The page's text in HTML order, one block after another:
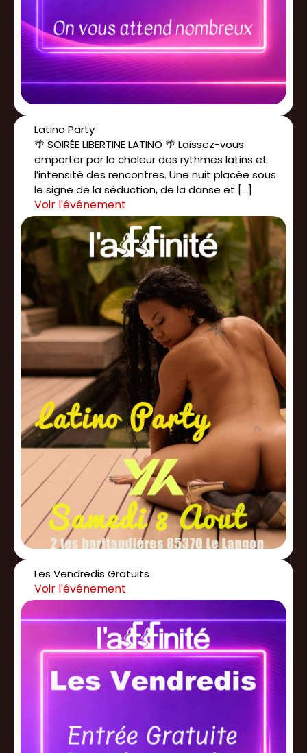
Latino Party
🌴 SOIRÉE LIBERTINE LATINO 🌴 Laissez-vous
emporter par la chaleur des rythmes latins et
l’intensité des rencontres. Une nuit placée sous
le signe de la séduction, de la danse et […]
Les Vendredis Gratuits